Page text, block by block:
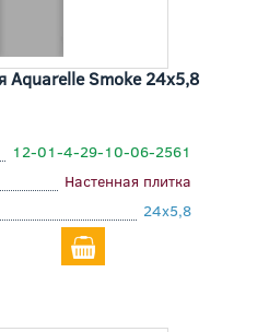
Aquarelle Smoke 24x5,8
12-01-4-29-10-06-2561
Настенная плитка
24x5,8